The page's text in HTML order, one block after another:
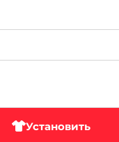
Установить